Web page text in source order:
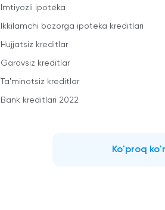
Imtiyozli ipoteka
Ikkilamchi bozorga ipoteka kreditlari
Hujjatsiz kreditlar
Garovsiz kreditlar
Ta'minotsiz kreditlar
Bank kreditlari 2022
Ko'proq